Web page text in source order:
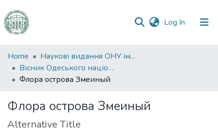
Log In (current)
Communities
&
Collections
Statistics
Home
Наукові видання ОНУ імені І. І. Мечникова
Вісник Одеського національного університету. Екологія.
Флора острова Змеиный
Флора острова Змеиный
Alternative Title